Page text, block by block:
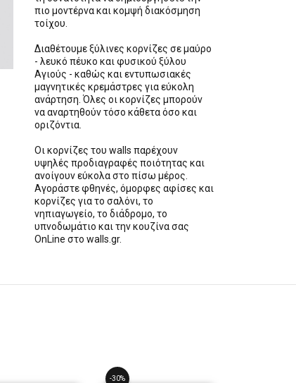
πιο μοντέρνα και κομψή διακόσμηση
τοίχου.
Διαθέτουμε ξύλινες κορνίζες σε μαύρο
- λευκό πέυκο και φυσικού ξύλου
Αγιούς - καθώς και εντυπωσιακές
μαγνητικές κρεμάστρες για εύκολη
ανάρτηση. Όλες οι κορνίζες μπορούν
να αναρτηθούν τόσο κάθετα όσο και
οριζόντια.
Οι κορνίζες του walls παρέχουν
υψηλές προδιαγραφές ποιότητας και
ανοίγουν εύκολα στο πίσω μέρος.
Αγοράστε φθηνές, όμορφες αφίσες και
κορνίζες για το σαλόνι, το
νηπιαγωγείο, το διάδρομο, το
υπνοδωμάτιο και την κουζίνα σας
OnLine στο walls.gr.
-30%